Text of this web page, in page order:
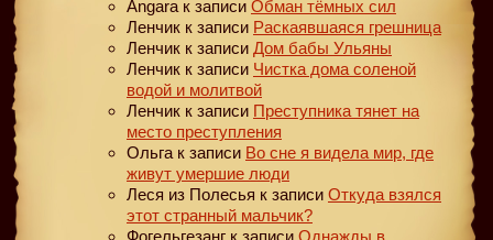
Angara к записи Обман тёмных сил
Ленчик к записи Раскаявшаяся грешница
Ленчик к записи Дом бабы Ульяны
Ленчик к записи Чистка дома соленой
водой и молитвой
Ленчик к записи Преступника тянет на
место преступления
Ольга к записи Во сне я видела мир, где
живут умершие люди
Леся из Полесья к записи Откуда взялся
этот странный мальчик?
Фогельгезанг к записи Однажды в